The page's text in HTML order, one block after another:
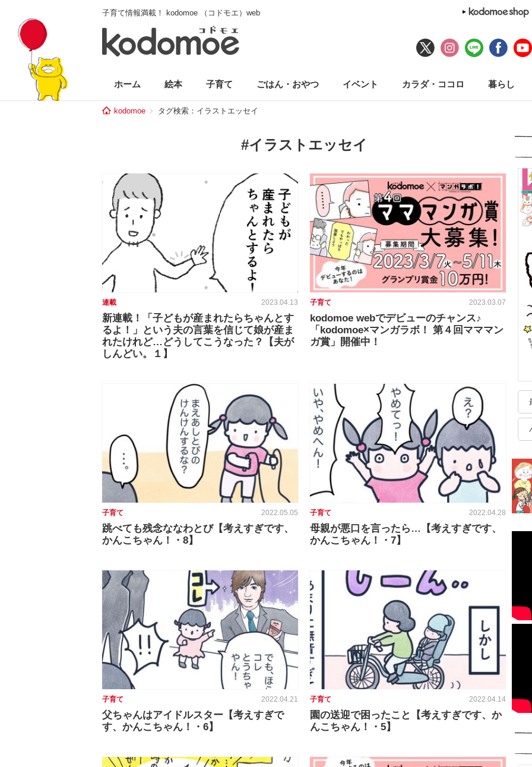
子育て情報満載！ kodomoe （コドモエ）web
ホーム 絵本 子育て ごはん・おやつ イベント カラダ・ココロ 暮らし
kodomoe タグ検索：イラストエッセイ
#イラストエッセイ
連載 2023.04.13
新連載！「子どもが産まれたらちゃんとす
るよ！」という夫の言葉を信じて娘が産ま
れたけれど…どうしてこうなった？【夫が
しんどい。１】
子育て 2023.03.07
kodomoe webでデビューのチャンス♪
「kodomoe×マンガラボ！ 第４回マママン
ガ賞」開催中！
子育て 2022.05.05
跳べても残念ななわとび【考えすぎです、
かんこちゃん！・8】
子育て 2022.04.28
母親が悪口を言ったら…【考えすぎです、
かんこちゃん！・7】
子育て 2022.04.21
父ちゃんはアイドルスター【考えすぎで
す、かんこちゃん！・6】
子育て 2022.04.14
園の送迎で困ったこと【考えすぎです、か
んこちゃん！・5】